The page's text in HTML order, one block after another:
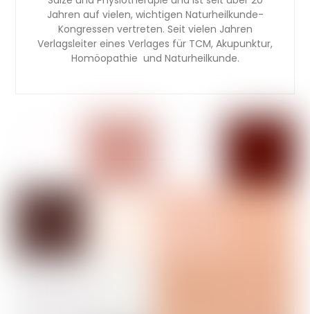
Jahren auf vielen, wichtigen Naturheilkunde-
Kongressen vertreten. Seit vielen Jahren
Verlagsleiter eines Verlages für TCM, Akupunktur,
Homöopathie und Naturheilkunde.